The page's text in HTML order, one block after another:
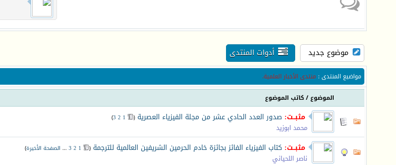
موضوع جديد أدوات المنتدى
مواضيع المنتدى: منتدى الأخبار العلمية.
الموضوع/كاتب الموضوع
مثبــت: صدور العدد الحادي عشر من مجلة الفيزياء العصرية (
1
2
3
)
محمد ابوزيد
مثبــت: كتاب الفيزياء الفائز بجائزة خادم الحرمين الشريفين العالمية للترجمة (
1
2
3
... الصفحة الأخيرة)
ناصر اللحياني